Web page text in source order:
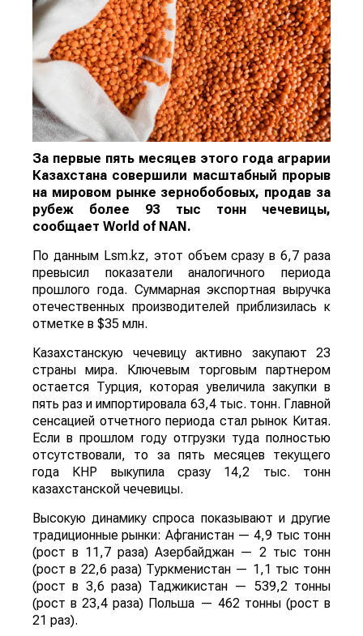
За первые пять месяцев этого года аграрии
Казахстана совершили масштабный прорыв
на мировом рынке зернобобовых, продав за
рубеж более 93 тыс тонн чечевицы,
сообщает World of NAN .
По данным Lsm.kz, этот объем сразу в 6,7 раза
превысил показатели аналогичного периода
прошлого года. Суммарная экспортная выручка
отечественных производителей приблизилась к
отметке в $35 млн.
Казахстанскую чечевицу активно закупают 23
страны мира. Ключевым торговым партнером
остается Турция, которая увеличила закупки в
пять раз и импортировала 63,4 тыс. тонн. Главной
сенсацией отчетного периода стал рынок Китая.
Если в прошлом году отгрузки туда полностью
отсутствовали, то за пять месяцев текущего
года КНР выкупила сразу 14,2 тыс. тонн
казахстанской чечевицы.
Высокую динамику спроса показывают и другие
традиционные рынки: Афганистан — 4,9 тыс тонн
(рост в 11,7 раза) Азербайджан — 2 тыс тонн
(рост в 22,6 раза) Туркменистан — 1,1 тыс тонн
(рост в 3,6 раза) Таджикистан — 539,2 тонны
(рост в 23,4 раза) Польша — 462 тонны (рост в
21 раз).